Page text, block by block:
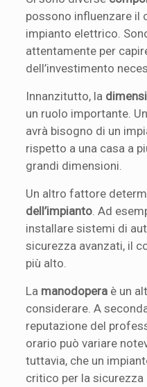
possono influenzare il
impianto elettrico.
attentamente per
dell’investimento
Innanzitutto, la
un ruolo importante.
avrà bisogno di un
rispetto a una casa a
grandi dimensioni.
Un altro fattore
dell’impianto . Ad
installare sistemi di
sicurezza avanzati, il
più alto.
La manodopera è un
considerare. A
reputazione del
orario può variare
tuttavia, che un
critico per la sicurezza